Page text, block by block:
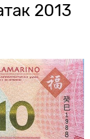
2013